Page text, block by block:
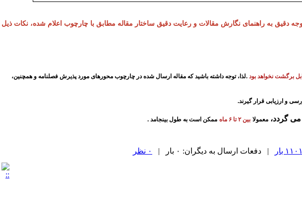
دقیق به راهنمای نگارش مقالات و رعایت دقیق ساختار مقاله مطابق با چارچوب اعلام شده، نکات ذیل
برگشت نخواهد بود .لذا، توجه داشته باشید که مقاله ارسال شده در چارچوب محورهای مورد پذیرش فصلنامه و همچنین،
و ارزیابی قرار گیرند.
می گردد، معمولا بین ۲ تا ۶ ماه ممکن است به طول بینجامد .
| دفعات ارسال به دیگران: ۰ بار | ۰ نظر